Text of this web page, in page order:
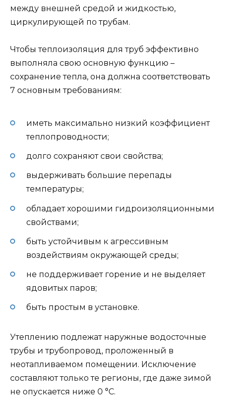
между внешней средой и жидкостью,
циркулирующей по трубам.
Чтобы теплоизоляция для труб эффективно
выполняла свою основную функцию –
сохранение тепла, она должна соответствовать
7 основным требованиям:
иметь максимально низкий коэффициент
теплопроводности;
долго сохраняют свои свойства;
выдерживать большие перепады
температуры;
обладает хорошими гидроизоляционными
свойствами;
быть устойчивым к агрессивным
воздействиям окружающей среды;
не поддерживает горение и не выделяет
ядовитых паров;
быть простым в установке.
Утеплению подлежат наружные водосточные
трубы и трубопровод, проложенный в
неотапливаемом помещении. Исключение
составляют только те регионы, где даже зимой
не опускается ниже 0 °С.